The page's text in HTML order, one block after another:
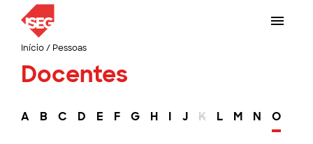
Início/ Pessoas
Docentes
A B C D E F G H I J K L M N O